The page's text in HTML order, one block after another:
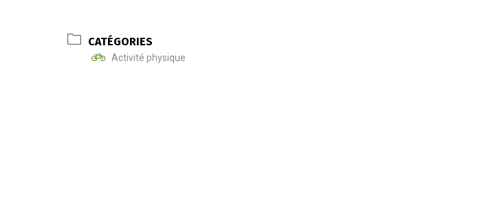
CATÉGORIES
Activité physique